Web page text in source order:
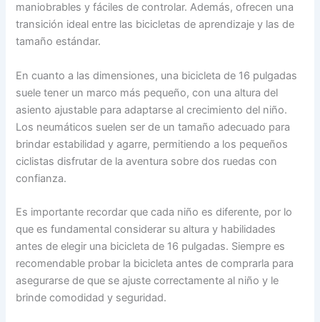
maniobrables y fáciles de controlar. Además, ofrecen una
transición ideal entre las bicicletas de aprendizaje y las de
tamaño estándar.
En cuanto a las dimensiones, una bicicleta de 16 pulgadas
suele tener un marco más pequeño, con una altura del
asiento ajustable para adaptarse al crecimiento del niño.
Los neumáticos suelen ser de un tamaño adecuado para
brindar estabilidad y agarre, permitiendo a los pequeños
ciclistas disfrutar de la aventura sobre dos ruedas con
confianza.
Es importante recordar que cada niño es diferente, por lo
que es fundamental considerar su altura y habilidades
antes de elegir una bicicleta de 16 pulgadas. Siempre es
recomendable probar la bicicleta antes de comprarla para
asegurarse de que se ajuste correctamente al niño y le
brinde comodidad y seguridad.